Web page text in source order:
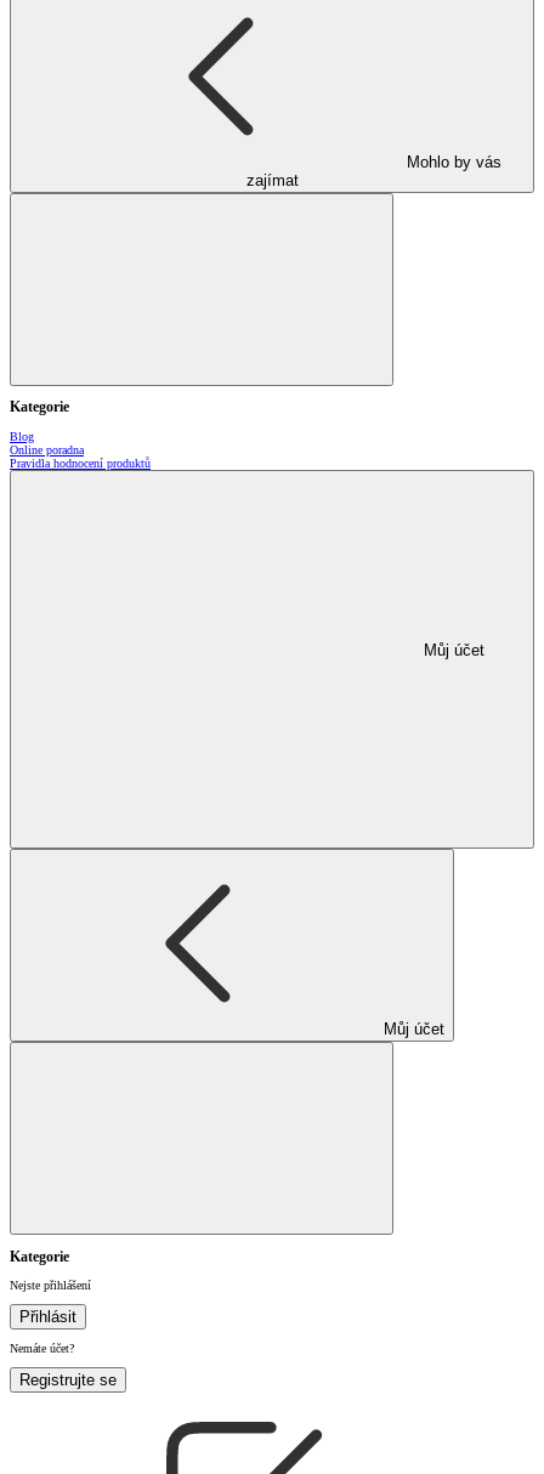
Mohlo by vás
zajímat
Kategorie
Blog
Online poradna
Pravidla hodnocení produktů
Můj účet
Můj účet
Kategorie
Nejste přihlášení
Přihlásit
Nemáte účet?
Registrujte se